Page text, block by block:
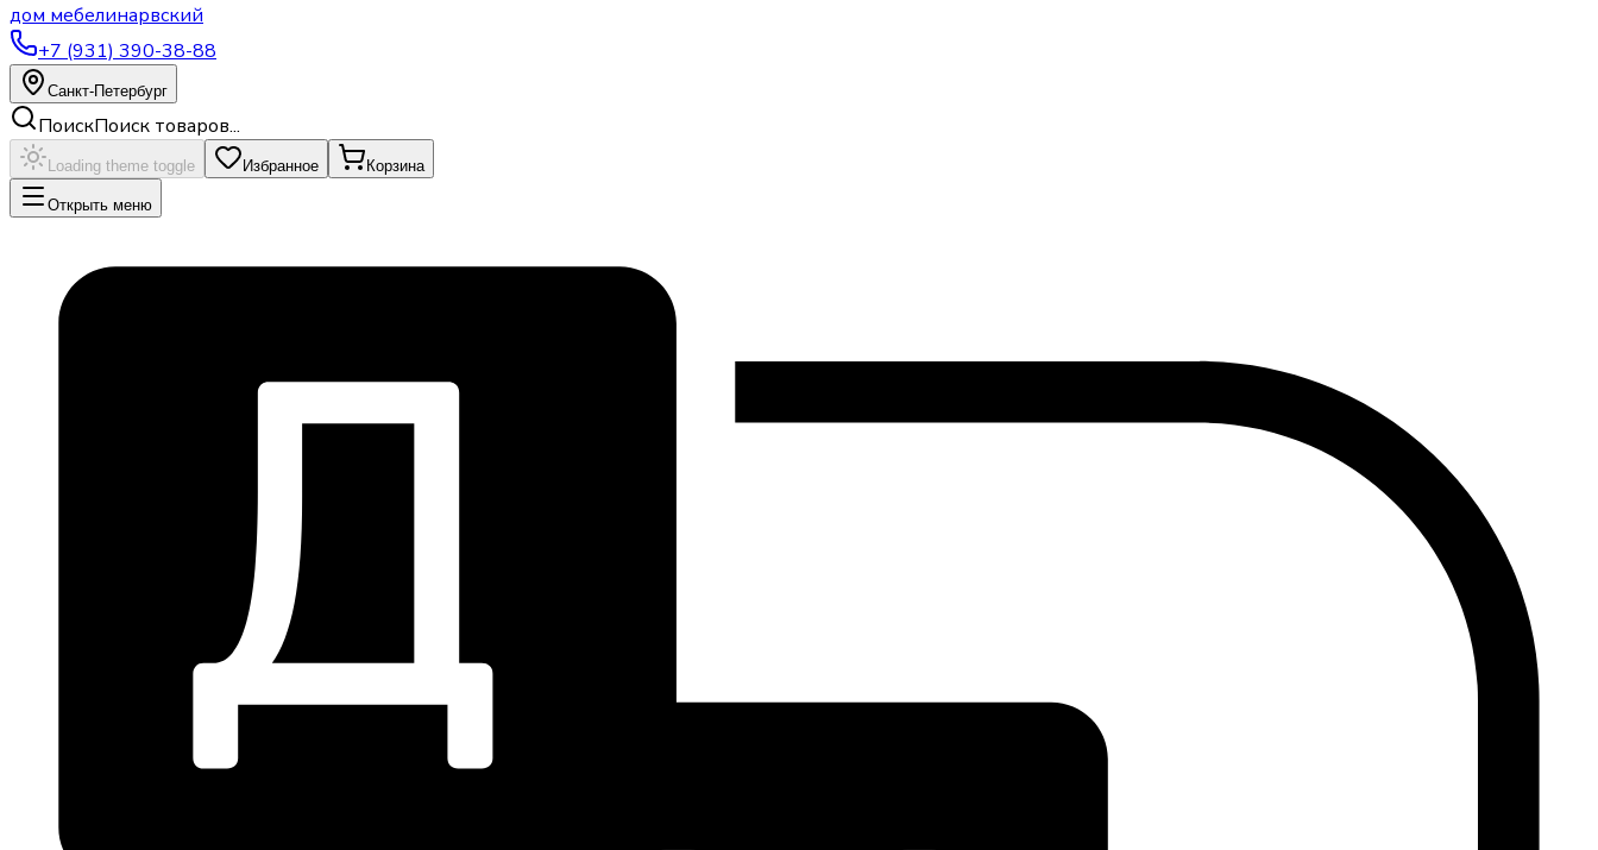
дом мебелинарвский
+7 (931) 390-38-88
Санкт-Петербург
ПоискПоиск товаров...
Loading theme toggle Избранное Корзина
Открыть меню